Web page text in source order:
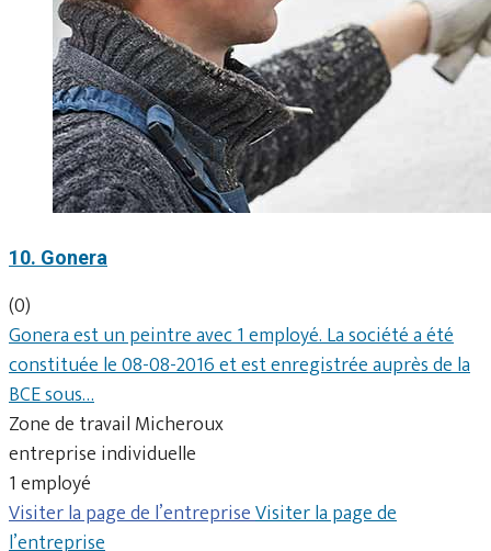
10. Gonera
(0)
Gonera est un peintre avec 1 employé. La société a été
constituée le 08-08-2016 et est enregistrée auprès de la
BCE sous…
Zone de travail Micheroux
entreprise individuelle
1 employé
Visiter la page de l’entrepriseVisiter la page de
l’entreprise